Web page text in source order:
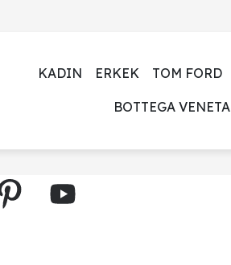
KADIN ERKEK TOM FORD
BOTTEGA VENETA